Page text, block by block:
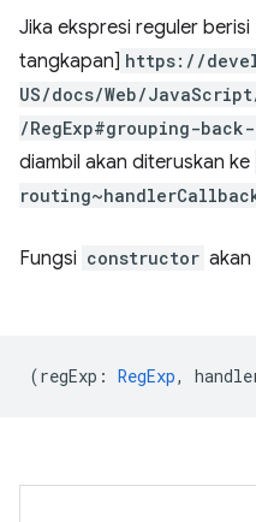
Jika ekspresi reguler
tangkapan] https://
US/docs/Web/
/RegExp#grouping-
diambil akan diteruskan ke
Fungsi constructor
(regExp : RegExp,